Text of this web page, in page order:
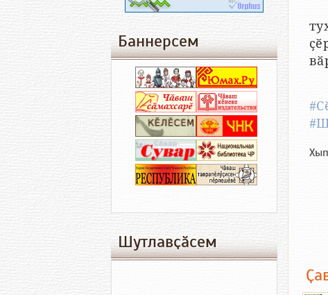
Баннерсем
Шутлавҫӑсем